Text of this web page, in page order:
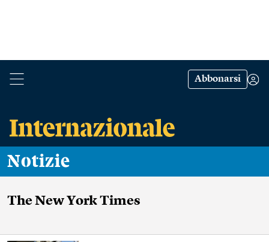
Abbonarsi
Notizie
The New York Times